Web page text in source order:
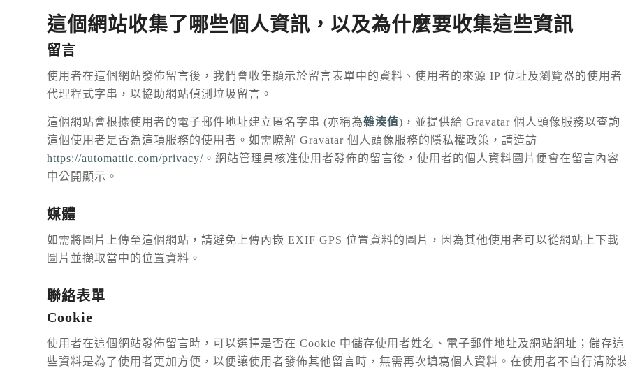
這個網站收集了哪些個人資訊，以及為什麼要收集這些資訊
留言
使用者在這個網站發佈留言後，我們會收集顯示於留言表單中的資料、使用者的來源 IP 位址及瀏覽器的使用者
代理程式字串，以協助網站偵測垃圾留言。
這個網站會根據使用者的電子郵件地址建立匿名字串 (亦稱為雜湊值)，並提供給 Gravatar 個人頭像服務以查詢
這個使用者是否為這項服務的使用者。如需瞭解 Gravatar 個人頭像服務的隱私權政策，請造訪
https://automattic.com/privacy/ 。網站管理員核准使用者發佈的留言後，使用者的個人資料圖片便會在留言內容
中公開顯示。
媒體
如需將圖片上傳至這個網站，請避免上傳內嵌 EXIF GPS 位置資料的圖片，因為其他使用者可以從網站上下載
圖片並擷取當中的位置資料。
聯絡表單
Cookie
使用者在這個網站發佈留言時，可以選擇是否在 Cookie 中儲存使用者姓名、電子郵件地址及網站網址；儲存這
些資料是為了使用者更加方便，以便讓使用者發佈其他留言時，無需再次填寫個人資料。在使用者不自行清除